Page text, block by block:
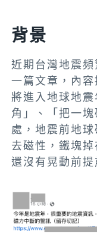
背景
近期台灣地震
一篇文章，內
將進入地球地
角」、「把一
處，地震前地
去磁性，鐵塊
還沒有晃動前提